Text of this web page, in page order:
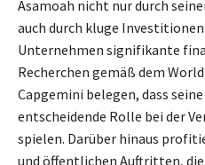
Asamoah nicht nur durch
auch durch kluge
Unternehmen signifikante
Recherchen gemäß dem
Capgemini belegen, dass
entscheidende Rolle bei der
spielen. Darüber hinaus
und öffentlichen Auftritten,